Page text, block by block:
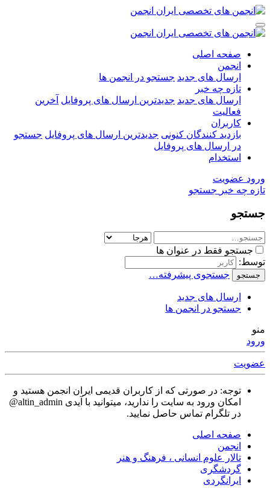
صفحه اصلی
انجمن
ارسال های جدید جستجو در انجمن ها
تازه چه خبر
ارسال های جدید جدیدترین ارسال های پروفایل آخرین
فعالیت
کاربران
بازدید کنندگان کنونی جدیدترین ارسال های پروفایل جستجو
در ارسال های پروفایل
استخدام
ورود عضویت
تازه چه خبر جستجو
جستجو
جستجو فقط در عنوان ها
توسط:
جستجو جستجوی پیشرفته…
ارسال های جدید
جستجو در انجمن ها
منو
ورود
عضویت
توجه: در صورتی که از کاربران قدیمی ایران انجمن هستید و
امکان ورود به سایت را ندارید، میتوانید با آیدی altin_admin@
در تلگرام تماس حاصل نمایید.
صفحه اصلی
انجمن
تالار علوم انسانی ، فرهنگ و هنر
گردشگری
ايرانگردی